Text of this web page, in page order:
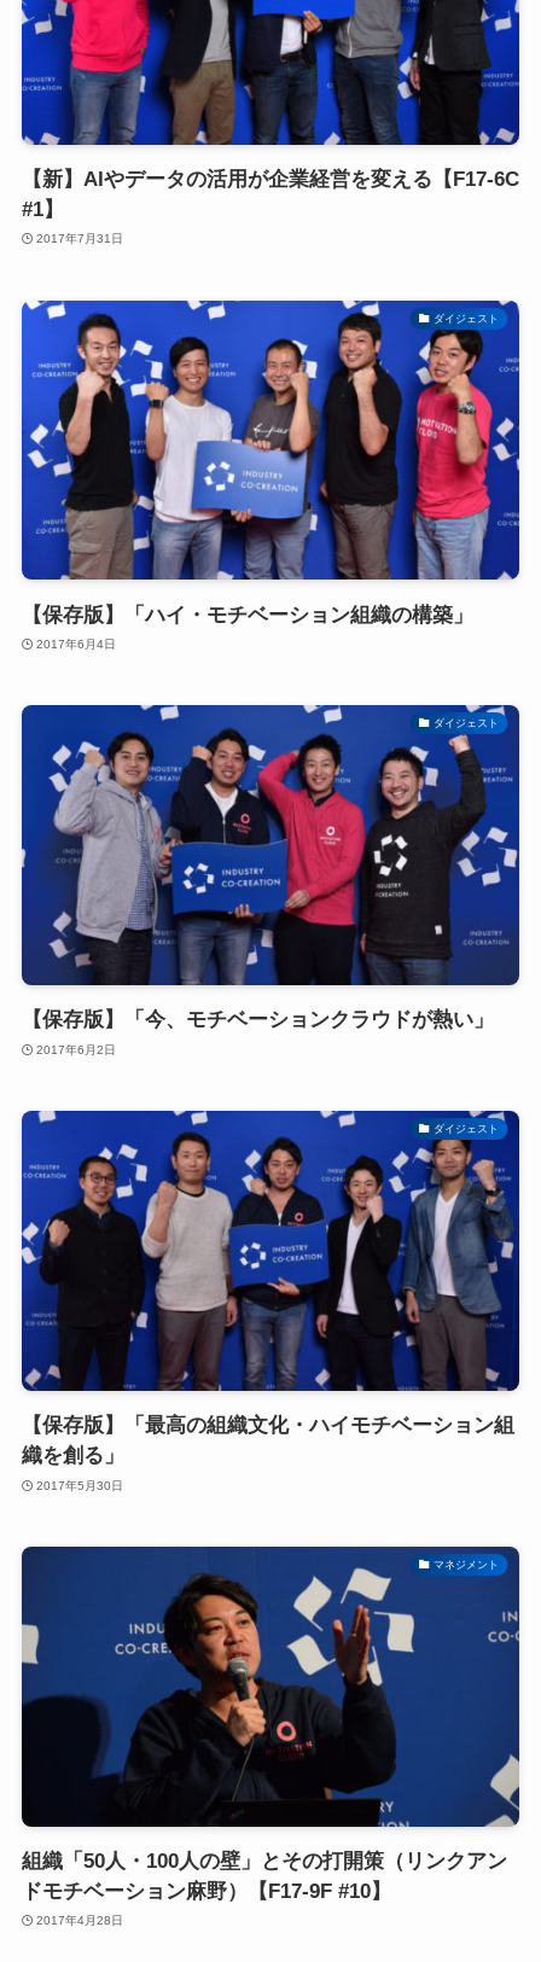
【新】AIやデータの活用が企業経営を変える【F17-6C
#1】
2017年7月31日
ダイジェスト
【保存版】「ハイ・モチベーション組織の構築」
2017年6月4日
ダイジェスト
【保存版】「今、モチベーションクラウドが熱い」
2017年6月2日
ダイジェスト
【保存版】「最高の組織文化・ハイモチベーション組
織を創る」
2017年5月30日
マネジメント
組織「50人・100人の壁」とその打開策（リンクアン
ドモチベーション麻野）【F17-9F #10】
2017年4月28日